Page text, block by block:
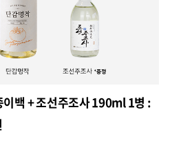
이백 + 조선주조사 190ml 1병 :